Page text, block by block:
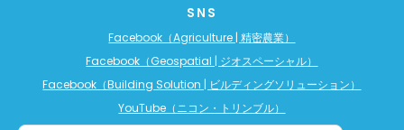
SNS
Facebook（Agriculture | 精密農業）
Facebook（Geospatial | ジオスペーシャル）
Facebook（Building Solution | ビルディングソリューション）
YouTube（ニコン・トリンブル）